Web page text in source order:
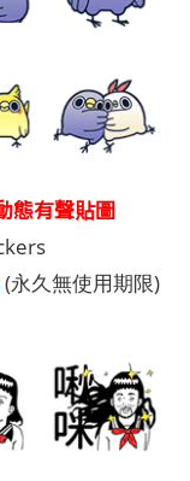
態有聲貼圖
(永久無使用期限)